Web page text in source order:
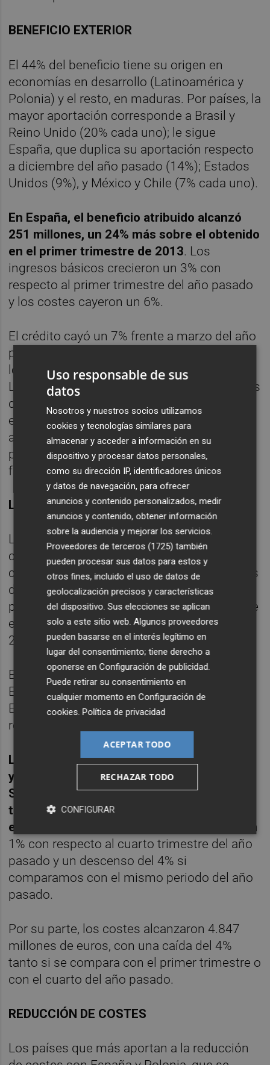
BENEFICIO EXTERIOR
El 44% del beneficio tiene su origen en
economías en desarrollo (Latinoamérica y
Polonia) y el resto, en maduras. Por países, la
mayor aportación corresponde a Brasil y
Reino Unido (20% cada uno); le sigue
España, que duplica su aportación respecto
a diciembre del año pasado (14%); Estados
Unidos (9%), y México y Chile (7% cada uno).
En España, el beneficio atribuido alcanzó
251 millones, un 24% más sobre el obtenido
en el primer trimestre de 2013. Los
ingresos básicos crecieron un 3% con
respecto al primer trimestre del año pasado
y los costes cayeron un 6%.
El crédito cayó un 7% frente a marzo del año
pasado, pero subió un 0,3% en el trimestre,
lo que no sucedía desde hace cinco años.
Los recursos de clientes (depósitos y fondos
de inversión) se incrementaron un 3% sobre
el cierre de 2013 y un 2% frente a hace un
año. El banco ha ganado dos puntos
porcentuales de cuota de mercado en
fondos de inversión en doce meses.
LA MORA BAJA CASI UNA DECIMA
La tasa de morosidad del grupo se situó a
cierre de marzo en el 5,52%, reduciéndose
casi una décima respecto a la tasa de finales
de 2013. Según ha resaltado la entidad, es el
primer trimestre en el que la mora cae desde
el estallido de la crisis internacional, en
2007.
En concreto, la mora baja en Reino Unido y
Estados Unidos y sube una décima en
España y Brasil, hasta el 7,61% y 5,74%,
respectivamente.
Los ingresos básicos (margen de intereses
y los ingresos por comisiones) de
Santander se situaron en el primer
trimestre de 2014 en 9.323 millones de
euros
, lo que supone un aumento de casi un
1% con respecto al cuarto trimestre del año
pasado y un descenso del 4% si
comparamos con el mismo periodo del año
pasado.
Por su parte, los costes alcanzaron 4.847
millones de euros, con una caída del 4%
tanto si se compara con el primer trimestre o
con el cuarto del año pasado.
REDUCCIÓN DE COSTES
Los países que más aportan a la reducción
Uso responsable de sus
datos
Nosotros y nuestros socios utilizamos
cookies y tecnologías similares para
almacenar y acceder a información en su
dispositivo y procesar datos personales,
como su dirección IP, identificadores únicos
y datos de navegación, para ofrecer
anuncios y contenido personalizados, medir
anuncios y contenido, obtener información
sobre la audiencia y mejorar los servicios.
Proveedores de terceros (1725) también
pueden procesar sus datos para estos y
otros fines, incluido el uso de datos de
geolocalización precisos y características
del dispositivo. Sus elecciones se aplican
solo a este sitio web. Algunos proveedores
pueden basarse en el interés legítimo en
lugar del consentimiento; tiene derecho a
oponerse enConfiguración de publicidad.
Puede retirar su consentimiento en
cualquier momento enConfiguración de
cookies.Política de privacidad
ACEPTAR TODO
RECHAZAR TODO
CONFIGURAR